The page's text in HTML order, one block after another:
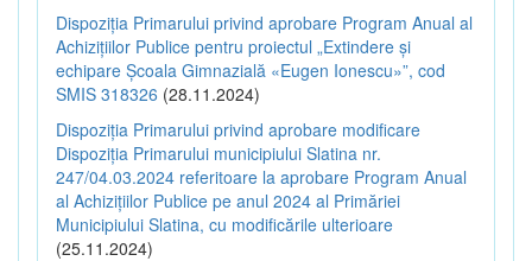
Dispoziția Primarului privind aprobare Program Anual al
Achizițiilor Publice pentru proiectul „Extindere și
echipare Școala Gimnazială «Eugen Ionescu»”, cod
SMIS 318326 (28.11.2024)
Dispoziția Primarului privind aprobare modificare
Dispoziția Primarului municipiului Slatina nr.
247/04.03.2024 referitoare la aprobare Program Anual
al Achizițiilor Publice pe anul 2024 al Primăriei
Municipiului Slatina, cu modificările ulterioare
(25.11.2024)